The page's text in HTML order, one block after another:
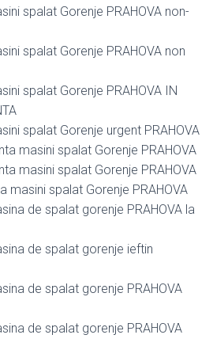
spalat Gorenje PRAHOVA non-
spalat Gorenje PRAHOVA non
spalat Gorenje PRAHOVA IN
spalat Gorenje urgent PRAHOVA
masini spalat Gorenje PRAHOVA
masini spalat Gorenje PRAHOVA
masini spalat Gorenje PRAHOVA
de spalat gorenje PRAHOVA la
de spalat gorenje ieftin
de spalat gorenje PRAHOVA
de spalat gorenje PRAHOVA